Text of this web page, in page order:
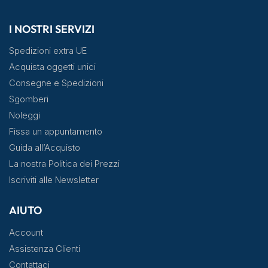
I NOSTRI SERVIZI
Spedizioni extra UE
Acquista oggetti unici
Consegne e Spedizioni
Sgomberi
Noleggi
Fissa un appuntamento
Guida all’Acquisto
La nostra Politica dei Prezzi
Iscriviti alle Newsletter
AIUTO
Account
Assistenza Clienti
Contattaci